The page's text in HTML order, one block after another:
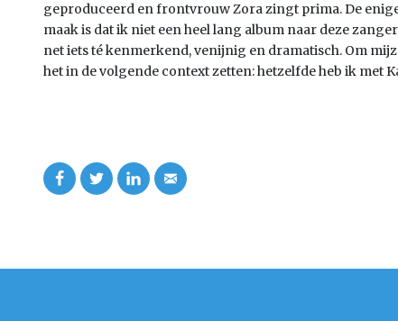
geproduceerd en frontvrouw Zora zingt prima. De
maak is dat ik niet een heel lang album naar deze
net iets té kenmerkend, venijnig en dramatisch. Om
het in de volgende context zetten: hetzelfde heb ik met